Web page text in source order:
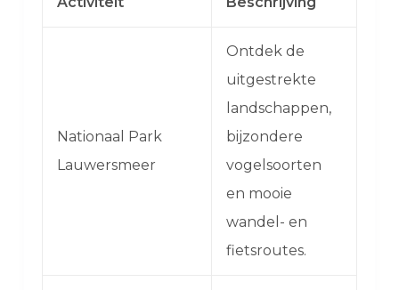
Nationaal Park
Lauwersmeer
Ontdek de
uitgestrekte
landschappen,
bijzondere
vogelsoorten
en mooie
wandel- en
fietsroutes.